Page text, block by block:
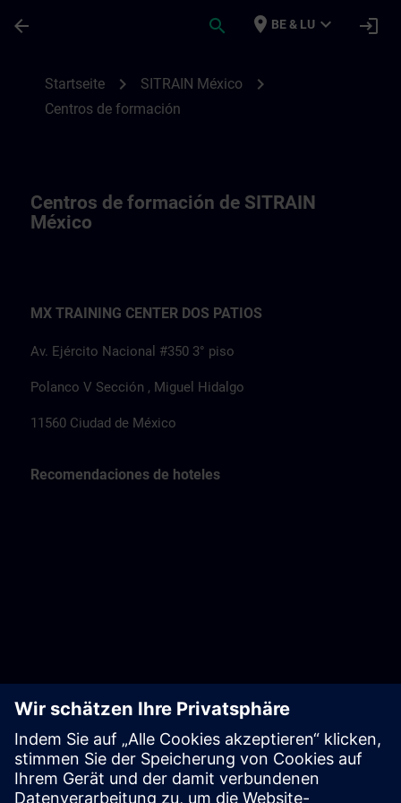
arrow_back search place BE & LU expand_more login
Startseite chevron_right SITRAIN México chevron_right
Centros de formación
Centros de formación de SITRAIN
México
MX TRAINING CENTER DOS PATIOS
Av. Ejército Nacional #350 3° piso
Polanco V Sección , Miguel Hidalgo
11560 Ciudad de México
Recomendaciones de hoteles